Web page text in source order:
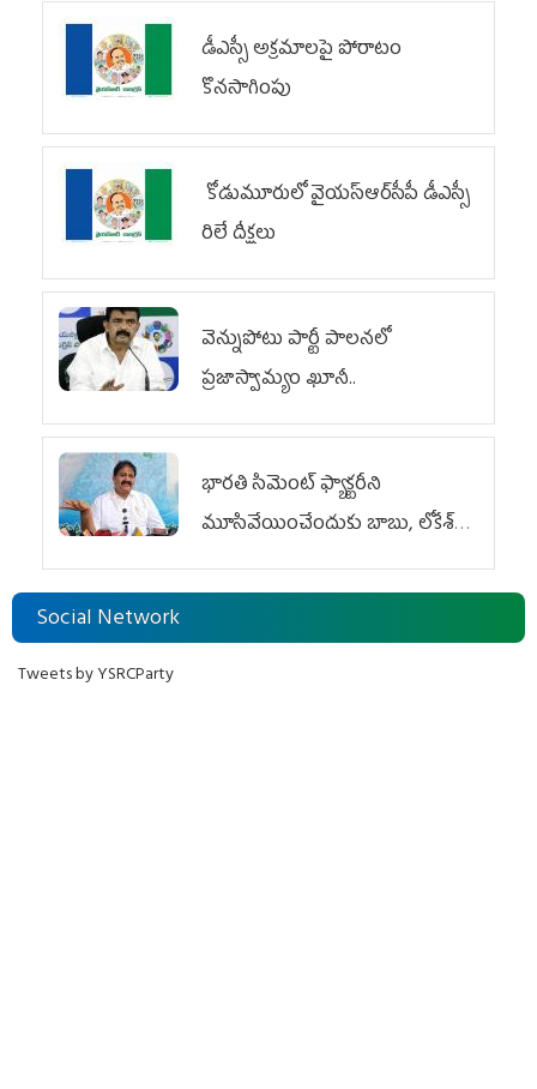
డీఎస్సీ అక్రమాలపై పోరాటం
కొనసాగింపు
కోడుమూరులో వైయ‌స్ఆర్‌సీపీ డీఎస్సీ
రిలే దీక్షలు
వెన్నుపోటు పార్టీ పాలనలో
ప్రజాస్వామ్యం ఖూనీ..
భారతి సిమెంట్ ఫ్యాక్టరీని
మూసివేయించేందుకు బాబు, లోకేశ్
కుట్ర
Social Network
Tweets by YSRCParty